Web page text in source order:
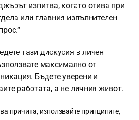
изпитва, когато отива при
или главния изпълнителен
тази дискусия в личен
максимално от
Бъдете уверени и
работата, а не личния живот.
причина, използвайте принципите,